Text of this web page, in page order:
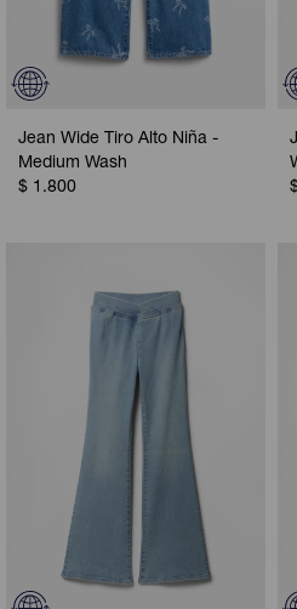
Jean Wide Tiro Alto Niña -
Medium Wash
$ 1.800